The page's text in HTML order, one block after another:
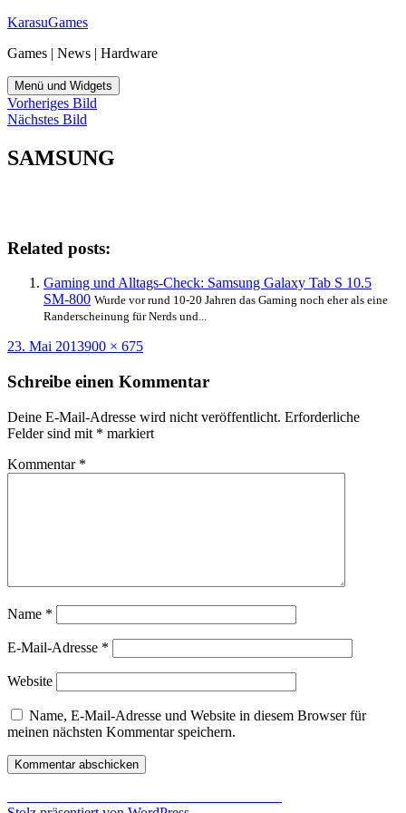
Zum
springen
KarasuGames
Games | News | Hardware
Menü und Widgets
Vorheriges Bild
Nächstes Bild
SAMSUNG
Related posts:
Gaming und Alltags-Check: Samsung Galaxy Tab S 10.5
SM-800 Wurde vor rund 10-20 Jahren das Gaming noch eher als eine
Randerscheinung für Nerds und...
Veröffentlicht
23. Mai 2013Originalgröße
900 × 675
Schreibe einen Kommentar
Deine E-Mail-Adresse wird nicht veröffentlicht. Erforderliche
Felder sind mit * markiert
Kommentar *
Name *
E-Mail-Adresse *
Website
Name, E-Mail-Adresse und Website in diesem Browser für
meinen nächsten Kommentar speichern.
Beitragsnavigation